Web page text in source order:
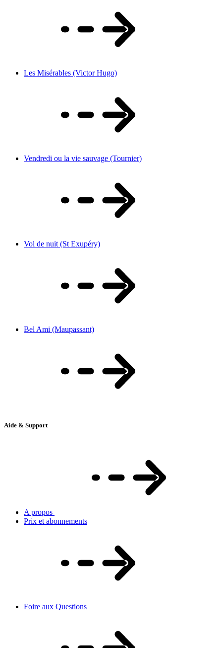
Les Misérables (Victor Hugo)
Vendredi ou la vie sauvage (Tournier)
Vol de nuit (St Exupéry)
Bel Ami (Maupassant)
Aide & Support
A propos
Prix et abonnements
Foire aux Questions